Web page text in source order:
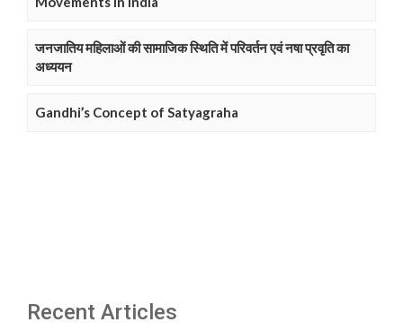
जनजातिय महिलाओं की सामाजिक स्थिति में परिवर्तन एवं नषा प्रवृति का
अध्ययन
Gandhi’s Concept of Satyagraha
Recent Articles